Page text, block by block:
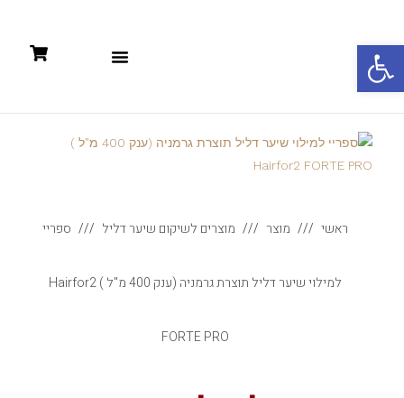
ראשי מוצר מוצרים לשיקום שיער דליל ספריי
למילוי שיער דליל תוצרת גרמניה (ענק 400 מ"ל ) Hairfor2
FORTE PRO
פתח סרגל נגישות